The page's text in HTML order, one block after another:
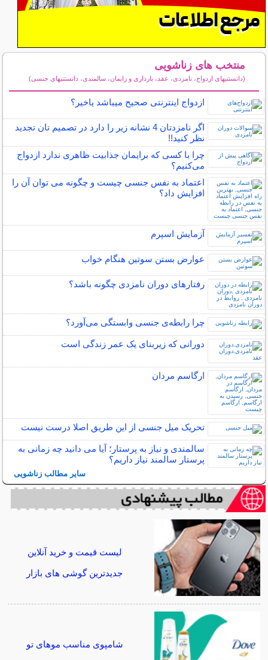
منتخب های زناشویی
(دانستنیهای ازدواج، نامزدی، عقد، بارداری و زایمان، سالمندی، دانستنیهای جنسی)
ازدواج اینترنتی صحیح میباشد یاخیر؟
اگر نامزدتان 4 نشانه زیر را دارد در تصمیم تان تجدید
نظر کنید!!
چرا با کسی که برایمان جذابیت ظاهری ندارد ازدواج
می‌کنیم؟
اعتماد به نفس جنسی چیست و چگونه می توان آن را
افزایش داد؟
آزمایش اسپرم
عوارض بستن سوتین هنگام خواب
رفتارهای دوران نامزدی چگونه باشد؟
چرا رابطه‌ی جنسی وابستگی می‌آورد؟
دورانی که زیربنای یک عمر زندگی‌ است
ارگاسم مردان
تحریک میل جنسی از این طریق اصلا درست نیست
سالمندی و نیاز به پرستار؛ آیا می دانید چه زمانی به
پرستار سالمند نیاز داریم؟
سایر مطالب زناشویی
لیست قیمت و خرید آنلاین
جدیدترین گوشی های بازار
شامپوی مناسب موهای تو